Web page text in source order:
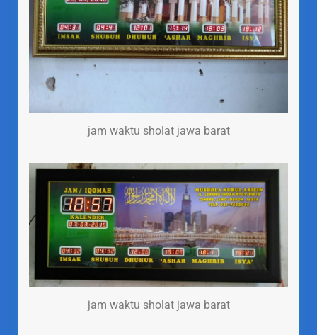
jam waktu sholat jawa barat
jam waktu sholat jawa barat